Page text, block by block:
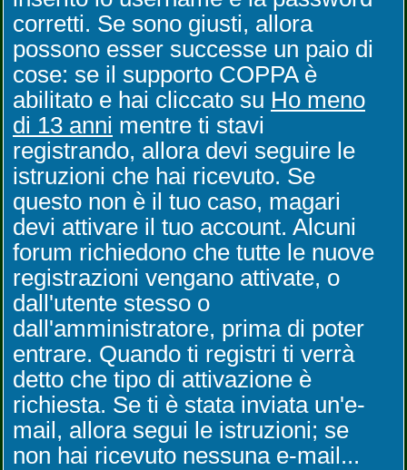
corretti. Se sono giusti, allora
possono esser successe un paio di
cose: se il supporto COPPA è
abilitato e hai cliccato su Ho meno
di 13 anni mentre ti stavi
registrando, allora devi seguire le
istruzioni che hai ricevuto. Se
questo non è il tuo caso, magari
devi attivare il tuo account. Alcuni
forum richiedono che tutte le nuove
registrazioni vengano attivate, o
dall'utente stesso o
dall'amministratore, prima di poter
entrare. Quando ti registri ti verrà
detto che tipo di attivazione è
richiesta. Se ti è stata inviata un'e-
mail, allora segui le istruzioni; se
non hai ricevuto nessuna e-mail...